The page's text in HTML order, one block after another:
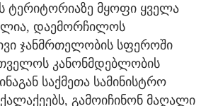
ტერიტორიაზე მყოფი ყველა
დაემორჩილოს
ჯანმრთელობის სფეროში
კანონმდებლობის
საქმეთა სამინისტრო
გამოიჩინონ მაღალი